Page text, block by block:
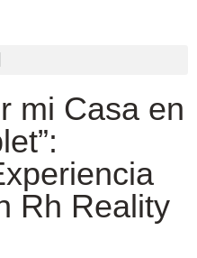
mi Casa en
Rh Reality